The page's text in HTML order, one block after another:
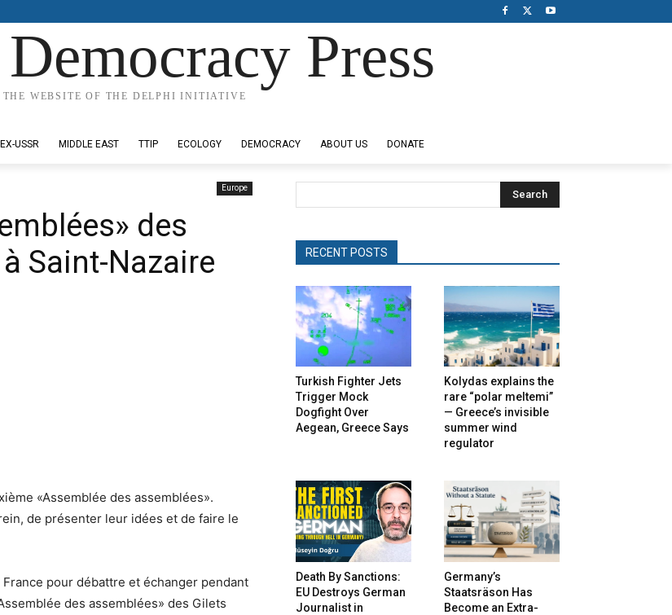
Press
THE WEBSITE OF THE DELPHI INITIATIVE
EX-USSR MIDDLE EAST TTIP ECOLOGY DEMOCRACY ABOUT US DONATE
Europe
des
Saint-Nazaire
«Assemblée des assemblées».
de présenter leur idées et de faire le
pour débattre et échanger pendant
des assemblées» des Gilets
Search
RECENT POSTS
Turkish Fighter Jets
Trigger Mock
Dogfight Over
Aegean, Greece Says
Kolydas explains the
rare “polar meltemi”
— Greece’s invisible
summer wind
regulator
Death By Sanctions:
EU Destroys German
Journalist in
Germany’s
Staatsräson Has
Become an Extra-